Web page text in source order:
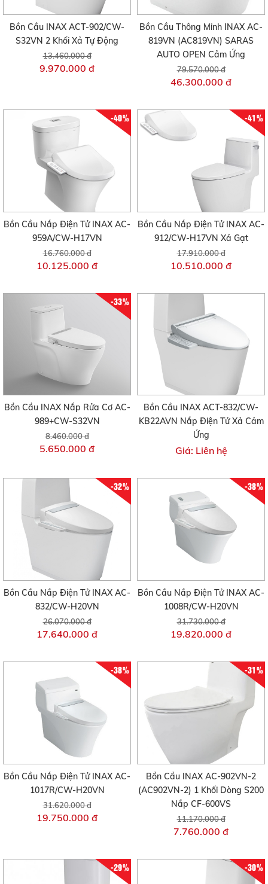
Bồn Cầu INAX ACT-902/CW-
S32VN 2 Khối Xả Tự Động
13.460.000 đ
9.970.000 đ
Bồn Cầu Thông Minh INAX AC-
819VN (AC819VN) SARAS
AUTO OPEN Cảm Ứng
79.570.000 đ
46.300.000 đ
-40%
Bồn Cầu Nắp Điện Tử INAX AC-
959A/CW-H17VN
16.760.000 đ
10.125.000 đ
-41%
Bồn Cầu Nắp Điện Tử INAX AC-
912/CW-H17VN Xả Gạt
17.910.000 đ
10.510.000 đ
-33%
Bồn Cầu INAX Nắp Rửa Cơ AC-
989+CW-S32VN
8.460.000 đ
5.650.000 đ
Bồn Cầu INAX ACT-832/CW-
KB22AVN Nắp Điện Tử Xả Cảm
Ứng
Giá: Liên hệ
-32%
Bồn Cầu Nắp Điện Tử INAX AC-
832/CW-H20VN
26.070.000 đ
17.640.000 đ
-38%
Bồn Cầu Nắp Điện Tử INAX AC-
1008R/CW-H20VN
31.730.000 đ
19.820.000 đ
-38%
Bồn Cầu Nắp Điện Tử INAX AC-
1017R/CW-H20VN
31.620.000 đ
19.750.000 đ
-31%
Bồn Cầu INAX AC-902VN-2
(AC902VN-2) 1 Khối Dòng S200
Nắp CF-600VS
11.170.000 đ
7.760.000 đ
-29% -30%